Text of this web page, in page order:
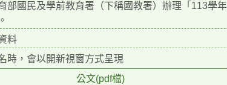
部國民及學前教育署（下稱國教署）辦理「113學
料
時，會以開新視窗方式呈現
公文(pdf檔)